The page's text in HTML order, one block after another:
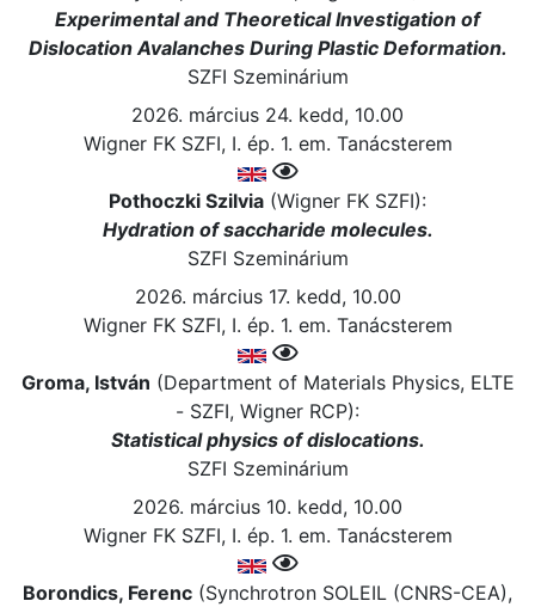
Experimental and Theoretical Investigation of
Dislocation Avalanches During Plastic Deformation.
SZFI Szeminárium
2026. március 24. kedd, 10.00
Wigner FK SZFI, I. ép. 1. em. Tanácsterem
Pothoczki Szilvia (Wigner FK SZFI):
Hydration of saccharide molecules.
SZFI Szeminárium
2026. március 17. kedd, 10.00
Wigner FK SZFI, I. ép. 1. em. Tanácsterem
Groma, István (Department of Materials Physics, ELTE
- SZFI, Wigner RCP):
Statistical physics of dislocations.
SZFI Szeminárium
2026. március 10. kedd, 10.00
Wigner FK SZFI, I. ép. 1. em. Tanácsterem
Borondics, Ferenc (Synchrotron SOLEIL (CNRS-CEA),